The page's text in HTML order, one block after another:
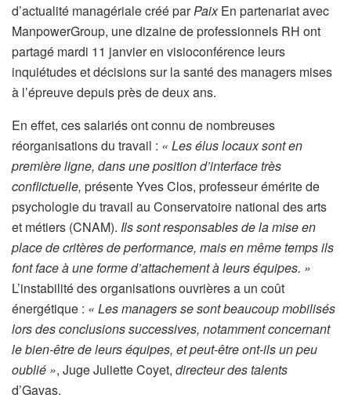
d’actualité managériale créé parPaixEn partenariat avec
ManpowerGroup, une dizaine de professionnels RH ont
partagé mardi 11 janvier en visioconférence leurs
inquiétudes et décisions sur la santé des managers mises
à l’épreuve depuis près de deux ans.
En effet, ces salariés ont connu de nombreuses
réorganisations du travail : « Les élus locaux sont en
première ligne, dans une position d’interface très
conflictuelle, présente Yves Clos, professeur émérite de
psychologie du travail au Conservatoire national des arts
et métiers (CNAM). Ils sont responsables de la mise en
place de critères de performance, mais en même temps ils
font face à une forme d’attachement à leurs équipes. »
L’instabilité des organisations ouvrières a un coût
énergétique : « Les managers se sont beaucoup mobilisés
lors des conclusions successives, notamment concernant
le bien-être de leurs équipes, et peut-être ont-ils un peu
oublié », Juge Juliette Coyet, directeur des talents
d’Gavas.